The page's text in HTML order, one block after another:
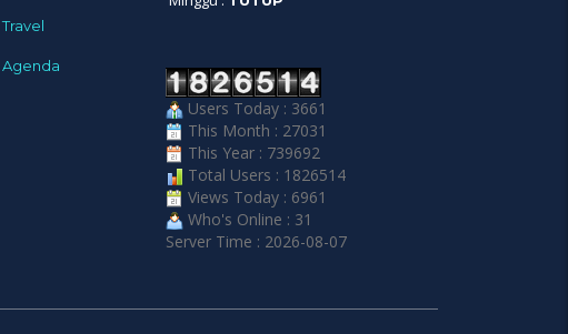
Travel
Agenda
Users Today : 3661
This Month : 27031
This Year : 739692
Total Users : 1826514
Views Today : 6961
Who's Online : 31
Server Time : 2026-08-07